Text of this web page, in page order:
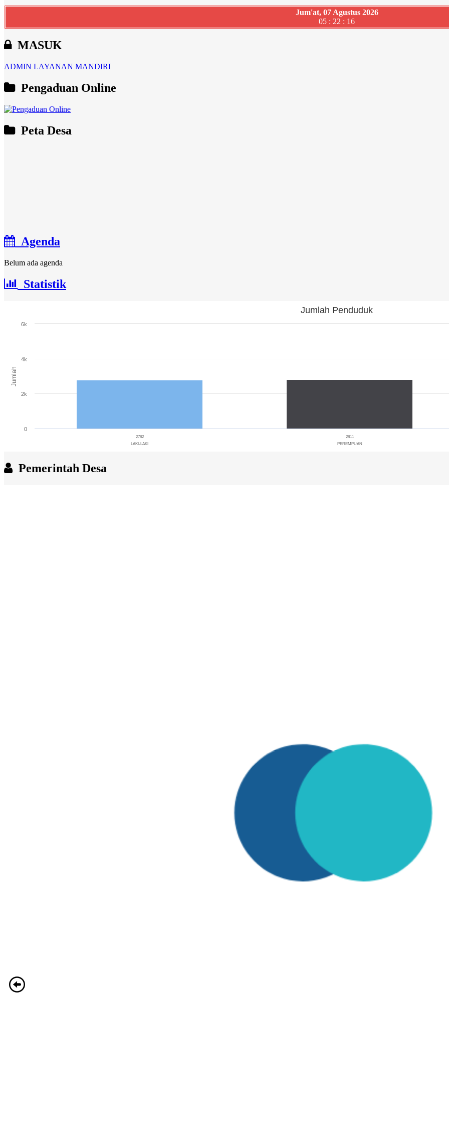
Jum'at, 07 Agustus 2026
05 : 22 : 17
MASUK
ADMIN LAYANAN MANDIRI
Pengaduan Online
Peta Desa
Agenda
Belum ada agenda
Statistik
Jumlah
Jumlah Penduduk
2782
LAKI-LAKI
2811
PEREMPUAN
0
2k
4k
6k
Pemerintah Desa